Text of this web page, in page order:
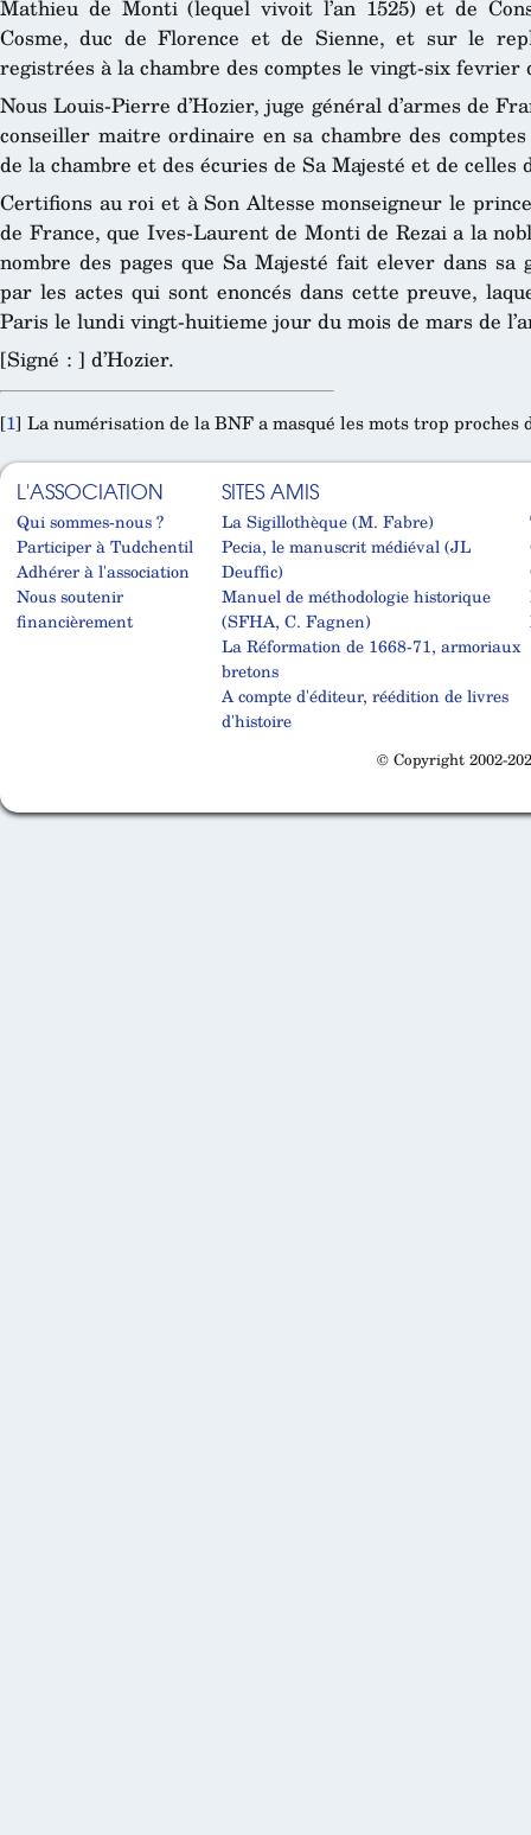
Mathieu de Monti (lequel vivoit l’an 1525) et de
Cosme, duc de Florence et de Sienne, et sur le
registrées à la chambre des comptes le vingt-six fevrier
Nous Louis-Pierre d’Hozier, juge général d’armes de
conseiller maitre ordinaire en sa chambre des
de la chambre et des écuries de Sa Majesté et de celles
Certifions au roi et à Son Altesse monseigneur le
de France, que Ives-Laurent de Monti de Rezai a la
nombre des pages que Sa Majesté fait elever dans
par les actes qui sont enoncés dans cette preuve,
Paris le lundi vingt-huitieme jour du mois de mars de
[Signé : ] d’Hozier.
[1] La numérisation de la BNF a masqué les mots trop
L'ASSOCIATION
Qui sommes-nous ?
Participer à Tudchentil
Adhérer à l'association
Nous soutenir
financièrement
SITES AMIS
La Sigillothèque (M. Fabre)
Pecia, le manuscrit médiéval (JL
Deuffic)
Manuel de méthodologie historique
(SFHA, C. Fagnen)
La Réformation de 1668-71, armoriaux
bretons
A compte d'éditeur, réédition de livres
d'histoire
© Copyright 2002-